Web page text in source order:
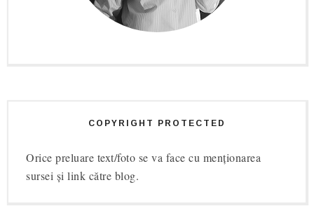
COPYRIGHT PROTECTED
Orice preluare text/foto se va face cu menționarea
sursei și link către blog.